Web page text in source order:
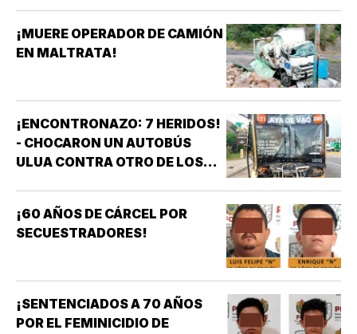
¡MUERE OPERADOR DE CAMIÓN
EN MALTRATA!
¡ENCONTRONAZO: 7 HERIDOS!
- CHOCARON UN AUTOBÚS
ULUA CONTRA OTRO DE LOS
¡60 AÑOS DE CÁRCEL POR
SECUESTRADORES!
¡SENTENCIADOS A 70 AÑOS
POR EL FEMINICIDIO DE